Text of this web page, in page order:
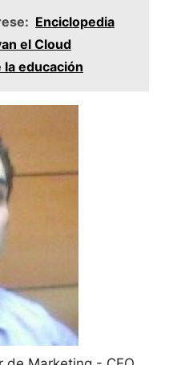
Enciclopedia
el Cloud
educación